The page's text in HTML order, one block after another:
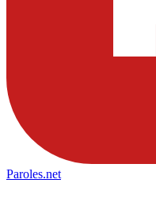
Paroles.net